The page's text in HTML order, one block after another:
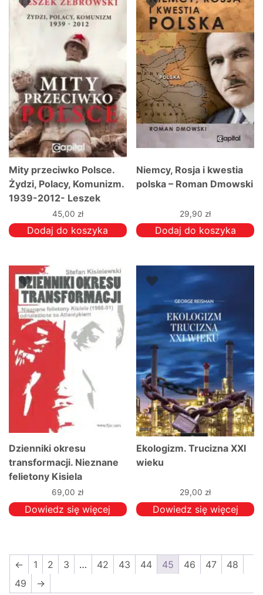
Mity przeciwko Polsce.
Żydzi, Polacy, Komunizm.
1939-2012- Leszek
Żebrowski45,00 zł
Dodaj do koszyka
Niemcy, Rosja i kwestia
polska – Roman Dmowski
29,90 zł
Dodaj do koszyka
Dzienniki okresu
transformacji. Nieznane
felietony Kisiela
odnalezione za
Atlantykiem. 1988-1991.
69,00 zł
Dowiedz się więcej
Ekologizm. Trucizna XXI
wieku
29,00 zł
Dowiedz się więcej
← 1 2 3 … 42 43 44 45 46 47
48
49
→